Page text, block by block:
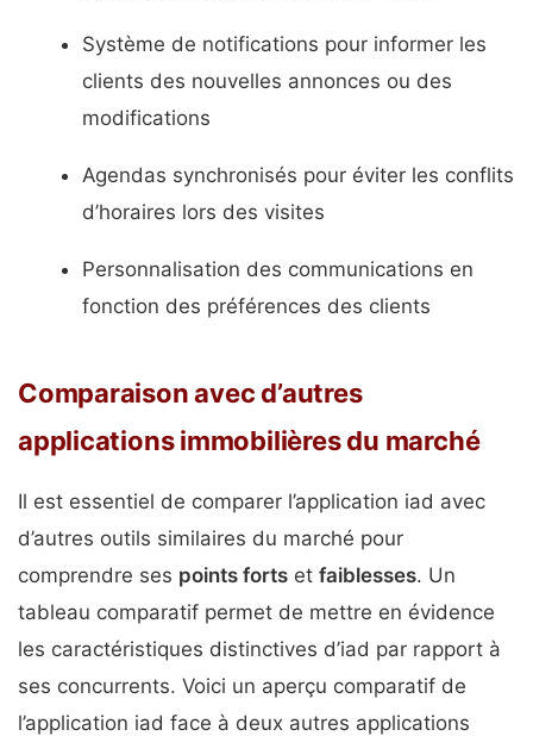
Système de notifications pour informer les
clients des nouvelles annonces ou des
modifications
Agendas synchronisés pour éviter les conflits
d’horaires lors des visites
Personnalisation des communications en
fonction des préférences des clients
Comparaison avec d’autres
applications immobilières du marché
Il est essentiel de comparer l’application iad avec
d’autres outils similaires du marché pour
comprendre ses points forts et faiblesses. Un
tableau comparatif permet de mettre en évidence
les caractéristiques distinctives d’iad par rapport à
ses concurrents. Voici un aperçu comparatif de
l’application iad face à deux autres applications